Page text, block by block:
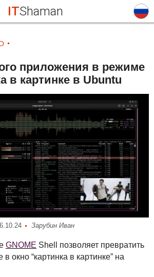
ITShaman
приложения в режиме
в картинке в Ubuntu
Зарубин Иван
GNOME Shell позволяет превратить
окно “картинка в картинке” на